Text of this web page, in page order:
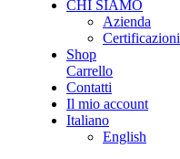
CHI SIAMO
Azienda
Certificazioni
Shop
Carrello
Contatti
Il mio account
Italiano
English